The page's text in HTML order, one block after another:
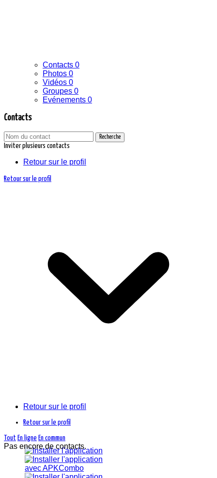
Contacts 0
Photos 0
Vidéos 0
Groupes 0
Evénements 0
Contacts
Recherche
Inviter plusieurs contacts
Retour sur le profil
Retour sur le profil
Retour sur le profil
Retour sur le profil
Tout En ligne En commun
Pas encore de contacts.